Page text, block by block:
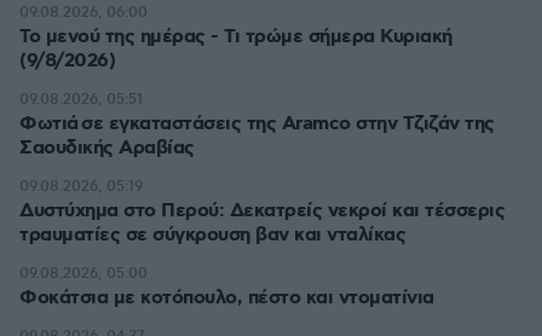
Το μενού της ημέρας - Τι τρώμε σήμερα Κυριακή
(9/8/2026)
09.08.2026, 06:00
Φωτιά σε εγκαταστάσεις της Aramco στην Τζιζάν της
Σαουδικής Αραβίας
09.08.2026, 05:51
Δυστύχημα στο Περού: Δεκατρείς νεκροί και τέσσερις
τραυματίες σε σύγκρουση βαν και νταλίκας
09.08.2026, 05:19
Φοκάτσια με κοτόπουλο, πέστο και ντοματίνια
09.08.2026, 05:00